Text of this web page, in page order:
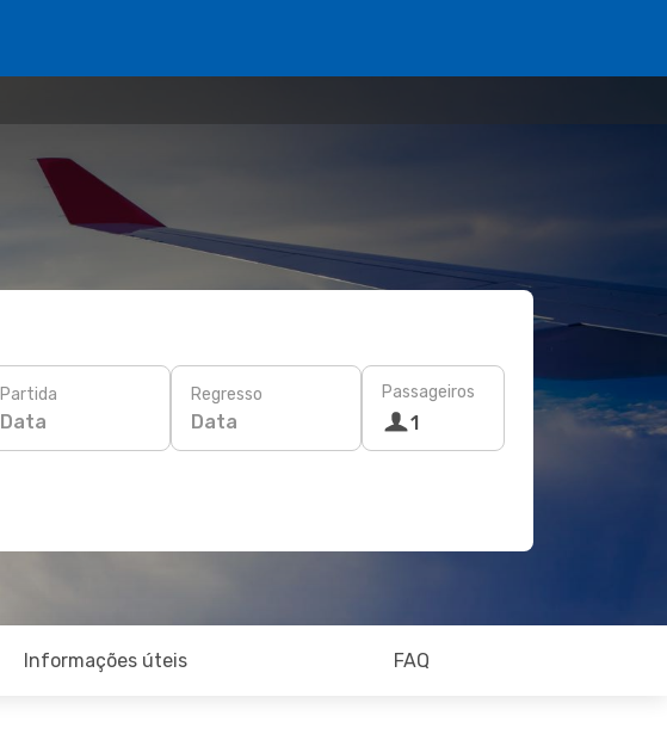
Partida
Data
Regresso
Data
Passageiros
1
Informações úteis FAQ